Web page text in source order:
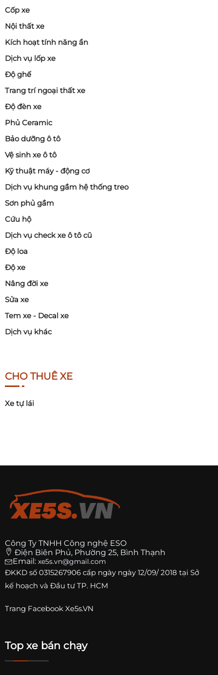
Cốp xe
Nội thất xe
Kích hoạt tính năng ẩn
Dịch vụ lốp xe
Độ ghế
Trang trí ngoại thất xe
Độ đèn xe
Phủ Ceramic
Bảo dưỡng ô tô
Vệ sinh xe ô tô
Kỹ thuật máy - động cơ
Dịch vụ khung gầm hệ thống treo
Sơn phủ gầm
Cứu hộ
Dịch vụ check xe ô tô cũ
Độ loa
Độ xe
Nâng đời xe
Sửa xe
Tem xe - Decal xe
Dịch vụ khác
CHO THUÊ XE
Xe tự lái
Công Ty TNHH Công nghệ ESO
Điện Biên Phủ, Phường 25, Bình Thạnh
Email: xe5s.vn@gmail.com
ĐKKD số 0315267906 cấp ngày ngày 12/09/ 2018 tại Sở
kế hoạch và Đầu tư TP. HCM
Trang Facebook Xe5s.VN
Top xe bán chạy